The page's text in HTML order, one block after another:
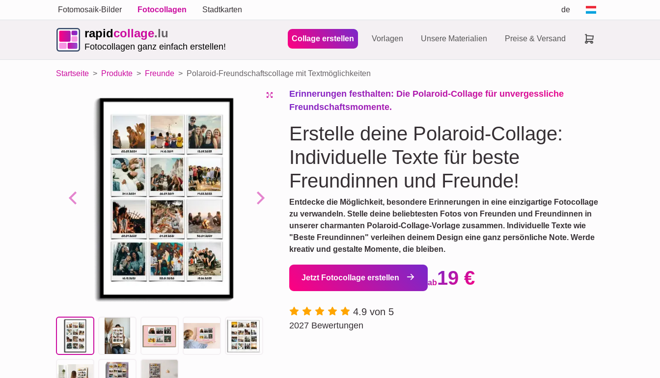
Fotomosaik-Bilder Fotocollagen Stadtkarten de
rapidcollage.lu
Fotocollagen ganz einfach erstellen!
Collage erstellen Vorlagen Unsere Materialien Preise & Versand
Startseite Produkte Freunde Polaroid-Freundschaftscollage mit Textmöglichkeiten
Previous Next
Erinnerungen festhalten: Die Polaroid-Collage für unvergessliche
Freundschaftsmomente.
Erstelle deine Polaroid-Collage:
Individuelle Texte für beste
Freundinnen und Freunde!
Entdecke die Möglichkeit, besondere Erinnerungen in eine einzigartige Fotocollage
zu verwandeln. Stelle deine beliebtesten Fotos von Freunden und Freundinnen in
unserer charmanten Polaroid-Collage-Vorlage zusammen. Individuelle Texte wie
"Beste Freundinnen" verleihen deinem Design eine ganz persönliche Note. Werde
kreativ und gestalte Momente, die bleiben.
Jetzt Fotocollage erstellen
ab19 €
4.9 von 5
2027 Bewertungen